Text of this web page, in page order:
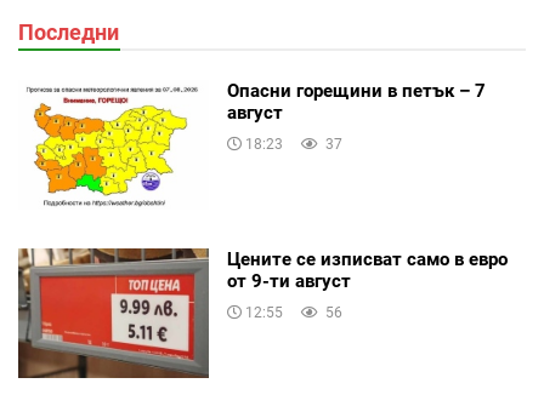
Последни
Опасни горещини в петък – 7
август
18:23 37
Цените се изписват само в евро
от 9-ти август
12:55 56